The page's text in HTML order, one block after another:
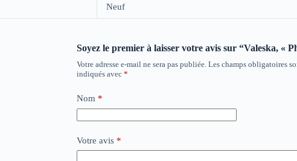
Neuf
Soyez le premier à laisser votre avis sur “Valeska, «
Votre adresse e-mail ne sera pas publiée. Les champs obligatoires
indiqués avec *
Nom *
Votre avis *